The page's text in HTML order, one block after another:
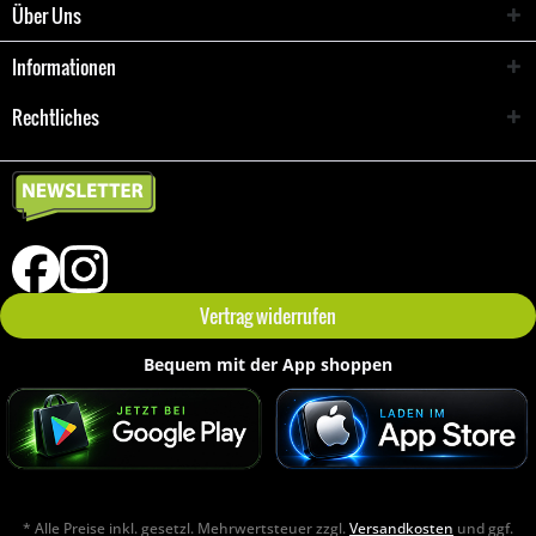
Über Uns
Informationen
Rechtliches
Vertrag widerrufen
Bequem mit der App shoppen
* Alle Preise inkl. gesetzl. Mehrwertsteuer zzgl.Versandkosten und ggf.